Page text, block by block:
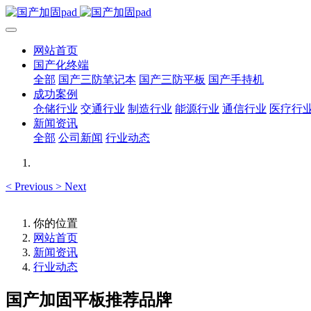
网站首页
国产化终端
全部 国产三防笔记本 国产三防平板 国产手持机
成功案例
仓储行业 交通行业 制造行业 能源行业 通信行业 医疗行
新闻资讯
全部 公司新闻 行业动态
< Previous > Next
你的位置
网站首页
新闻资讯
行业动态
国产加固平板推荐品牌